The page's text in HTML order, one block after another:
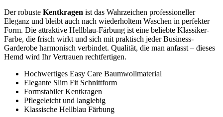
Der robuste Kentkragen ist das Wahrzeichen professioneller
Eleganz und bleibt auch nach wiederholtem Waschen in perfekter
Form. Die attraktive Hellblau-Färbung ist eine beliebte Klassiker-
Farbe, die frisch wirkt und sich mit praktisch jeder Business-
Garderobe harmonisch verbindet. Qualität, die man anfasst – dieses
Hemd wird Ihr Vertrauen rechtfertigen.
Hochwertiges Easy Care Baumwollmaterial
Elegante Slim Fit Schnittform
Formstabiler Kentkragen
Pflegeleicht und langlebig
Klassische Hellblau Färbung